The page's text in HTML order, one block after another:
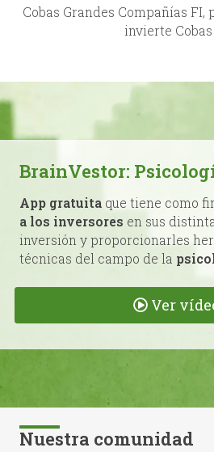
Cobas Grandes Compañías FI,
invierte
BrainVestor:
App gratuita que tiene como
a los inversores en sus
inversión y proporcionarles
técnicas del campo de la
Ver
Nuestra comunidad